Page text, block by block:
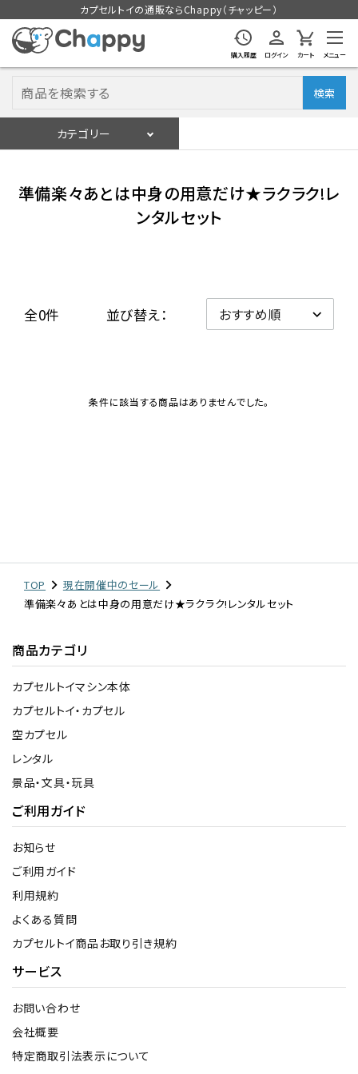
カプセルトイの通販ならChappy（チャッピー）
購入履歴 ログイン カート メニュー
検索
カテゴリー
入荷スケジュールをチェック
カプセルトイ
ご利用ガイド
06-6282-7659
準備楽々あとは中身の用意だけ★ラクラク!レ
ンタルセット
全0件 並び替え：
条件に該当する商品はありませんでした。
TOP
現在開催中のセール
準備楽々あとは中身の用意だけ★ラクラク!レンタルセット
商品カテゴリ
カプセルトイマシン本体
カプセルトイ・カプセル
空カプセル
レンタル
景品・文具・玩具
ご利用ガイド
お知らせ
ご利用ガイド
利用規約
よくある質問
カプセルトイ商品お取り引き規約
サービス
お問い合わせ
会社概要
特定商取引法表示について